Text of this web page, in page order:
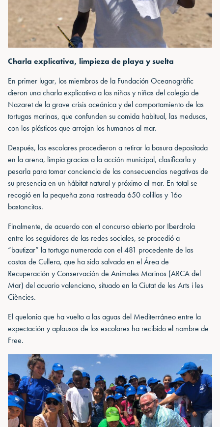
Charla explicativa, limpieza de playa y suelta
En primer lugar, los miembros de la Fundación Oceanogràfic
dieron una charla explicativa a los niños y niñas del colegio de
Nazaret de la grave crisis oceánica y del comportamiento de las
tortugas marinas, que confunden su comida habitual, las medusas,
con los plásticos que arrojan los humanos al mar.
Después, los escolares procedieron a retirar la basura depositada
en la arena, limpia gracias a la acción municipal, clasificarla y
pesarla para tomar conciencia de las consecuencias negativas de
su presencia en un hábitat natural y próximo al mar. En total se
recogió en la pequeña zona rastreada 650 colillas y 16o
bastoncitos.
Finalmente, de acuerdo con el concurso abierto por Iberdrola
entre los seguidores de las redes sociales, se procedió a
“bautizar” la tortuga numerada con el 481 procedente de las
costas de Cullera, que ha sido salvada en el Área de
Recuperación y Conservación de Animales Marinos (ARCA del
Mar) del acuario valenciano, situado en la Ciutat de les Arts i les
Ciències.
El quelonio que ha vuelto a las aguas del Mediterráneo entre la
expectación y aplausos de los escolares ha recibido el nombre de
Free.